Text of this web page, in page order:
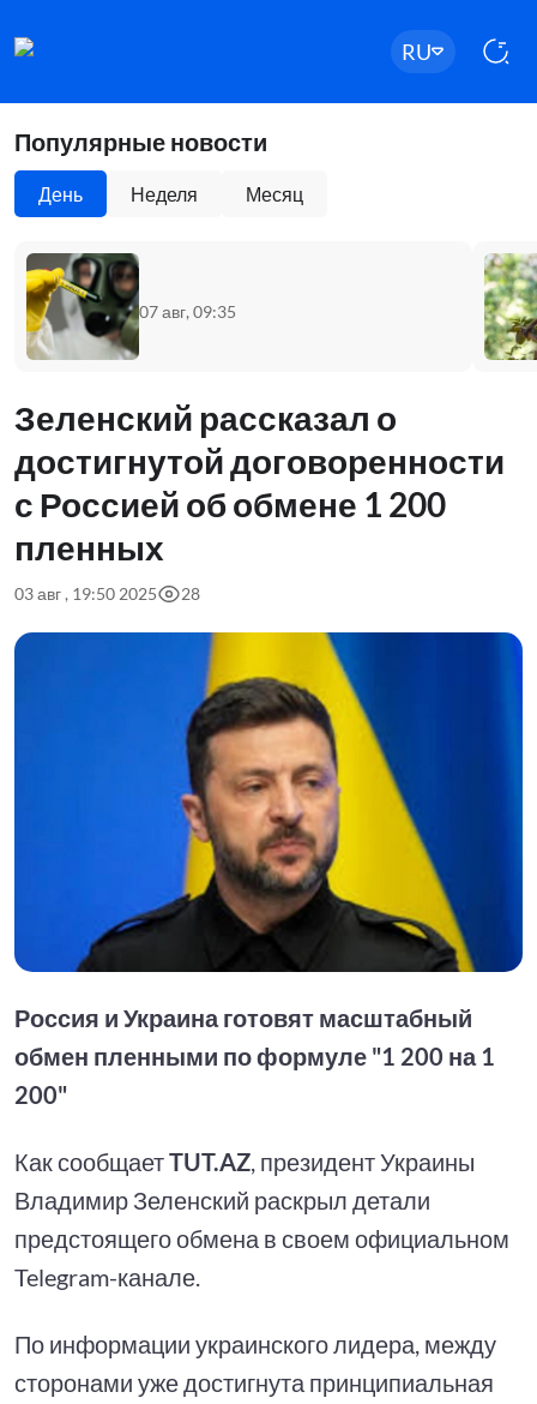
RU
Популярные новости
День Неделя Месяц
07 авг, 09:35
Зеленский рассказал о
достигнутой договоренности
с Россией об обмене 1 200
пленных
03 авг , 19:50 2025 28
Россия и Украина готовят масштабный
обмен пленными по формуле "1 200 на 1
200"
Как сообщаетTUT.AZ , президент Украины
Владимир Зеленский раскрыл детали
предстоящего обмена в своем официальном
Telegram-канале.
По информации украинского лидера, между
сторонами уже достигнута принципиальная